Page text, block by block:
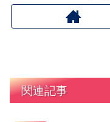
関連記事